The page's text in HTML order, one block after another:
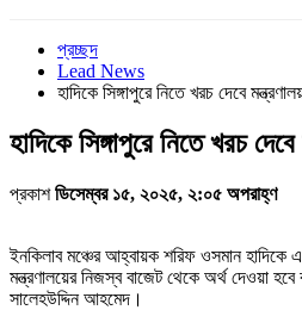
প্রচ্ছদ
Lead News
হাদিকে সিঙ্গাপুরে নিতে খরচ দেবে
হাদিকে সিঙ্গাপুরে নিতে খরচ
প্রকাশডিসেম্বর ১৫, ২০২৫, ২:০৫ অপরাহ্ণ
ইনকিলাব মঞ্চের আহ্বায়ক শরিফ ওসমান হাদিকে
মন্ত্রণালয়ের নিজস্ব বাজেট থেকে অর্থ দেওয়া
সালেহউদ্দিন আহমেদ।